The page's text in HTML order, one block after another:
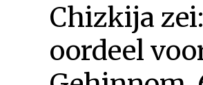
Chizkija
oordeel